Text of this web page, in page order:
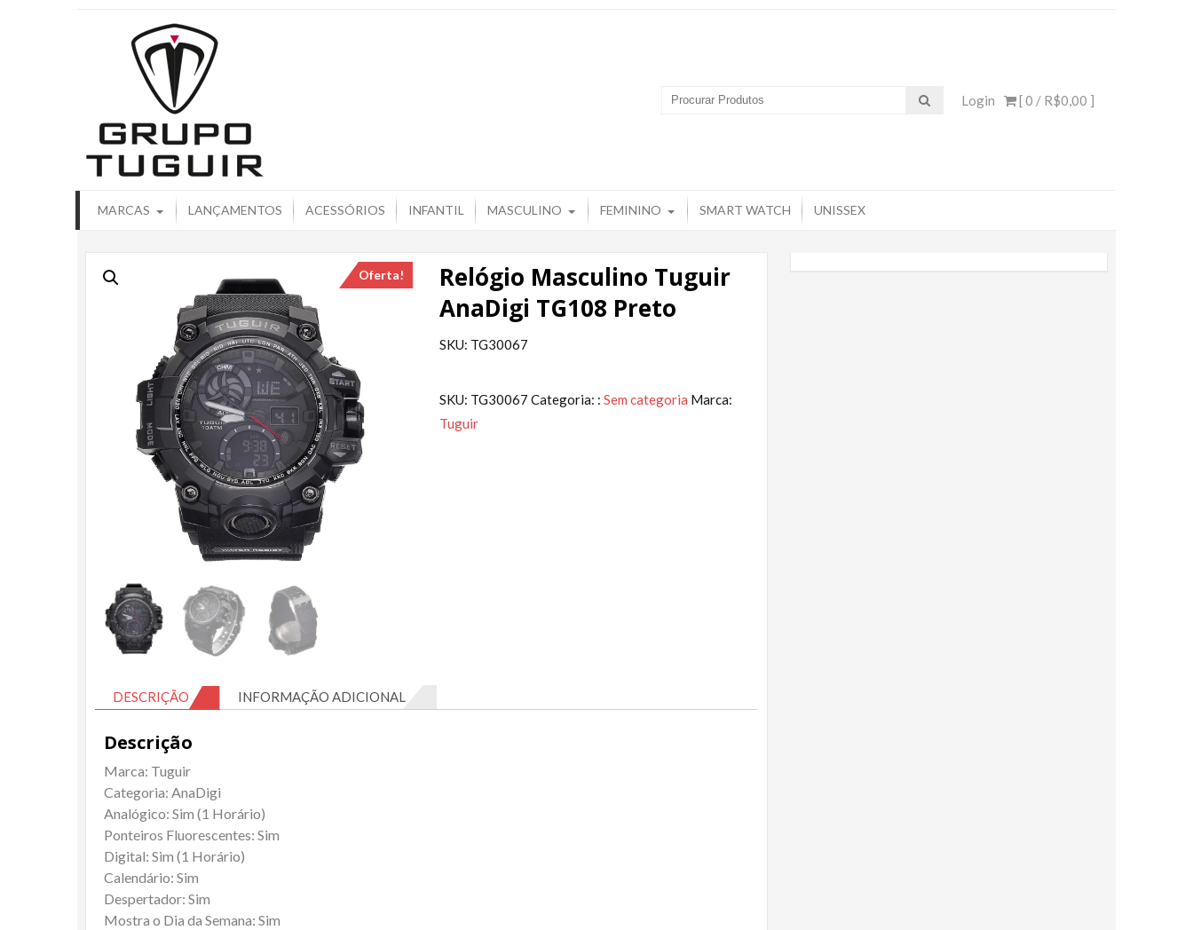
[ 0 / R$0,00 ]
Login
MARCAS LANÇAMENTOS ACESSÓRIOS INFANTIL MASCULINO FEMININO SMART WATCH UNISSEX
Oferta!
Relógio Masculino Tuguir
AnaDigi TG108 Preto
SKU: TG30067
SKU: TG30067 Categoria: :Sem categoria Marca:
Tuguir
DESCRIÇÃO INFORMAÇÃO ADICIONAL
Descrição
Marca: Tuguir
Categoria: AnaDigi
Analógico: Sim (1 Horário)
Ponteiros Fluorescentes: Sim
Digital: Sim (1 Horário)
Calendário: Sim
Despertador: Sim
Mostra o Dia da Semana: Sim